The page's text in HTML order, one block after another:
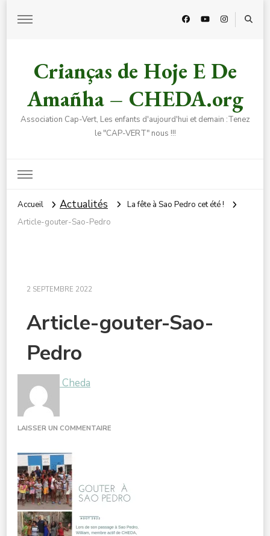
Crianças de Hoje E De
Amañha – CHEDA.org
Association Cap-Vert, Les enfants d'aujourd'hui et demain :Tenez
le "CAP-VERT" nous !!!
Accueil Actualités
La fête à Sao Pedro cet été !
Article-gouter-Sao-Pedro
2 SEPTEMBRE 2022
Article-gouter-Sao-
Pedro
Cheda
LAISSER UN COMMENTAIRE